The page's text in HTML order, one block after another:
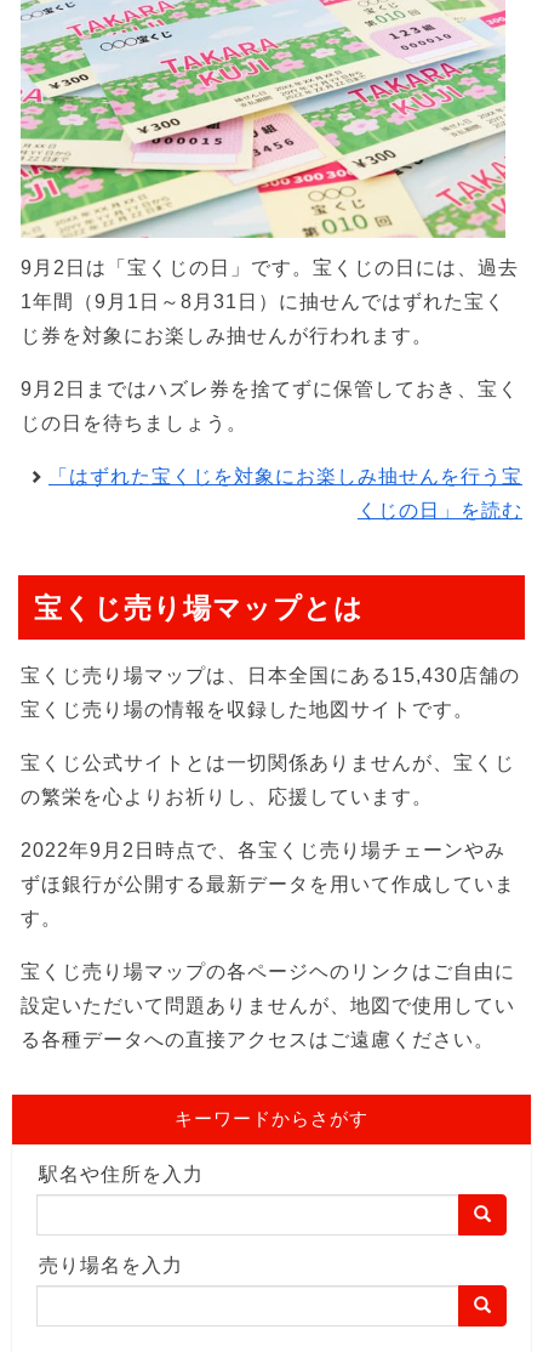
9月2日は「宝くじの日」です。宝くじの日には、過去
1年間（9月1日～8月31日）に抽せんではずれた宝く
じ券を対象にお楽しみ抽せんが行われます。
9月2日まではハズレ券を捨てずに保管しておき、宝く
じの日を待ちましょう。
「はずれた宝くじを対象にお楽しみ抽せんを行う宝
くじの日」を読む
宝くじ売り場マップとは
宝くじ売り場マップは、日本全国にある15,430店舗の
宝くじ売り場の情報を収録した地図サイトです。
宝くじ公式サイトとは一切関係ありませんが、宝くじ
の繁栄を心よりお祈りし、応援しています。
2022年9月2日時点で、各宝くじ売り場チェーンやみ
ずほ銀行が公開する最新データを用いて作成していま
す。
宝くじ売り場マップの各ページヘのリンクはご自由に
設定いただいて問題ありませんが、地図で使用してい
る各種データへの直接アクセスはご遠慮ください。
キーワードからさがす
駅名や住所を入力
売り場名を入力